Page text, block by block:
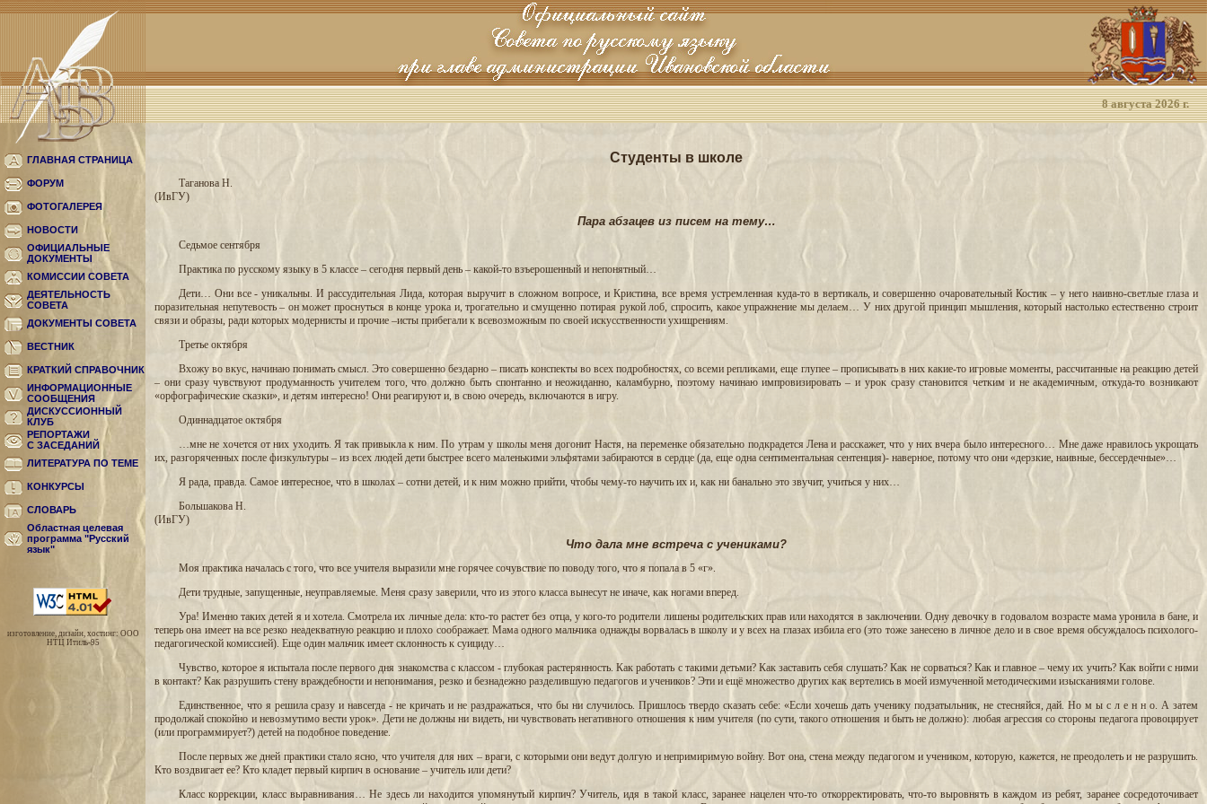
8 августа 2026 г.
ГЛАВНАЯ СТРАНИЦА
ФОРУМ
ФОТОГАЛЕРЕЯ
НОВОСТИ
ОФИЦИАЛЬНЫЕ
ДОКУМЕНТЫ
КОМИССИИ СОВЕТА
ДЕЯТЕЛЬНОСТЬ
СОВЕТА
ДОКУМЕНТЫ СОВЕТА
ВЕСТНИК
КРАТКИЙ СПРАВОЧНИК
ИНФОРМАЦИОННЫЕ
СООБЩЕНИЯ
ДИСКУССИОННЫЙ
КЛУБ
РЕПОРТАЖИ
С ЗАСЕДАНИЙ
ЛИТЕРАТУРА ПО ТЕМЕ
КОНКУРСЫ
СЛОВАРЬ
Областная целевая
программа "Русский
язык"
изготовление, дизайн, хостинг: ООО
НТЦ Итиль-95
Студенты в школе
Таганова Н.
(ИвГУ)
Пара абзацев из писем на тему…
Седьмое сентября
Практика по русскому языку в 5 классе – сегодня первый день – какой-то взъерошенный и непонятный…
Дети… Они все - уникальны. И рассудительная Лида, которая выручит в сложном вопросе, и Кристина, все время устремленная куда-то в вертикаль, и совершенно очаровательный Костик – у него наивно-светлые глаза и
поразительная непутевость – он может проснуться в конце урока и, трогательно и смущенно потирая рукой лоб, спросить, какое упражнение мы делаем… У них другой принцип мышления, который настолько естественно строит
связи и образы, ради которых модернисты и прочие –исты прибегали к всевозможным по своей искусственности ухищрениям.
Третье октября
Вхожу во вкус, начинаю понимать смысл. Это совершенно бездарно – писать конспекты во всех подробностях, со всеми репликами, еще глупее – прописывать в них какие-то игровые моменты, рассчитанные на реакцию детей
– они сразу чувствуют продуманность учителем того, что должно быть спонтанно и неожиданно, каламбурно, поэтому начинаю импровизировать – и урок сразу становится четким и не академичным, откуда-то возникают
«орфографические сказки», и детям интересно! Они реагируют и, в свою очередь, включаются в игру.
Одиннадцатое октября
…мне не хочется от них уходить. Я так привыкла к ним. По утрам у школы меня догонит Настя, на переменке обязательно подкрадется Лена и расскажет, что у них вчера было интересного… Мне даже нравилось укрощать
их, разгоряченных после физкультуры – из всех людей дети быстрее всего маленькими эльфятами забираются в сердце (да, еще одна сентиментальная сентенция)- наверное, потому что они «дерзкие, наивные, бессердечные»…
Я рада, правда. Самое интересное, что в школах – сотни детей, и к ним можно прийти, чтобы чему-то научить их и, как ни банально это звучит, учиться у них…
Большакова Н.
(ИвГУ)
Что дала мне встреча с учениками?
Моя практика началась с того, что все учителя выразили мне горячее сочувствие по поводу того, что я попала в 5 «г».
Дети трудные, запущенные, неуправляемые. Меня сразу заверили, что из этого класса вынесут не иначе, как ногами вперед.
Ура! Именно таких детей я и хотела. Смотрела их личные дела: кто-то растет без отца, у кого-то родители лишены родительских прав или находятся в заключении. Одну девочку в годовалом возрасте мама уронила в бане, и
теперь она имеет на все резко неадекватную реакцию и плохо соображает. Мама одного мальчика однажды ворвалась в школу и у всех на глазах избила его (это тоже занесено в личное дело и в свое время обсуждалось психолого-
педагогической комиссией). Еще один мальчик имеет склонность к суициду…
Чувство, которое я испытала после первого дня знакомства с классом - глубокая растерянность. Как работать с такими детьми? Как заставить себя слушать? Как не сорваться? Как и главное – чему их учить? Как войти с ними
в контакт? Как разрушить стену враждебности и непонимания, резко и безнадежно разделившую педагогов и учеников? Эти и ещё множество других как вертелись в моей измученной методическими изысканиями голове.
Единственное, что я решила сразу и навсегда - не кричать и не раздражаться, что бы ни случилось. Пришлось твердо сказать себе: «Если хочешь дать ученику подзатыльник, не стесняйся, дай. Но м ы с л е н н о. А затем
продолжай спокойно и невозмутимо вести урок». Дети не должны ни видеть, ни чувствовать негативного отношения к ним учителя (по сути, такого отношения и быть не должно): любая агрессия со стороны педагога провоцирует
(или программирует?) детей на подобное поведение.
После первых же дней практики стало ясно, что учителя для них – враги, с которыми они ведут долгую и непримиримую войну. Вот она, стена между педагогом и учеником, которую, кажется, не преодолеть и не разрушить.
Кто воздвигает ее? Кто кладет первый кирпич в основание – учитель или дети?
Класс коррекции, класс выравнивания… Не здесь ли находится упомянутый кирпич? Учитель, идя в такой класс, заранее нацелен что-то откорректировать, что-то выровнять в каждом из ребят, заранее сосредоточивает